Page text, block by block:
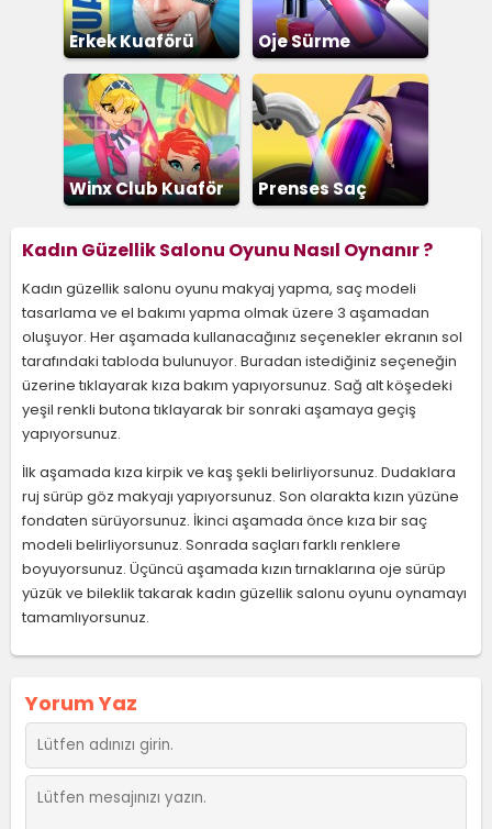
Erkek Kuaförü Oje Sürme
Winx Club Kuaför
Prenses Saç
Kadın Güzellik Salonu Oyunu Nasıl Oynanır ?
Kadın güzellik salonu oyunu makyaj yapma, saç modeli
tasarlama ve el bakımı yapma olmak üzere 3 aşamadan
oluşuyor. Her aşamada kullanacağınız seçenekler ekranın sol
tarafındaki tabloda bulunuyor. Buradan istediğiniz seçeneğin
üzerine tıklayarak kıza bakım yapıyorsunuz. Sağ alt köşedeki
yeşil renkli butona tıklayarak bir sonraki aşamaya geçiş
yapıyorsunuz.
İlk aşamada kıza kirpik ve kaş şekli belirliyorsunuz. Dudaklara
ruj sürüp göz makyajı yapıyorsunuz. Son olarakta kızın yüzüne
fondaten sürüyorsunuz. İkinci aşamada önce kıza bir saç
modeli belirliyorsunuz. Sonrada saçları farklı renklere
boyuyorsunuz. Üçüncü aşamada kızın tırnaklarına oje sürüp
yüzük ve bileklik takarak kadın güzellik salonu oyunu oynamayı
tamamlıyorsunuz.
Yorum Yaz